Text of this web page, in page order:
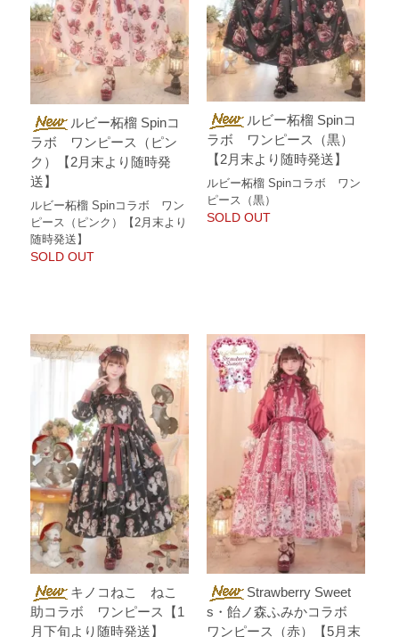
ルビー柘榴 Spinコ
ラボ ワンピース（ピン
ク）【2月末より随時発
送】
ルビー柘榴 Spinコラボ ワン
ピース（ピンク）【2月末より
随時発送】
SOLD OUT
ルビー柘榴 Spinコ
ラボ ワンピース（黒）
【2月末より随時発送】
ルビー柘榴 Spinコラボ ワン
ピース（黒）
SOLD OUT
キノコねこ ねこ
助コラボ ワンピース【1
月下旬より随時発送】
Strawberry Sweet
s・飴ノ森ふみかコラボ
ワンピース（赤）【5月末